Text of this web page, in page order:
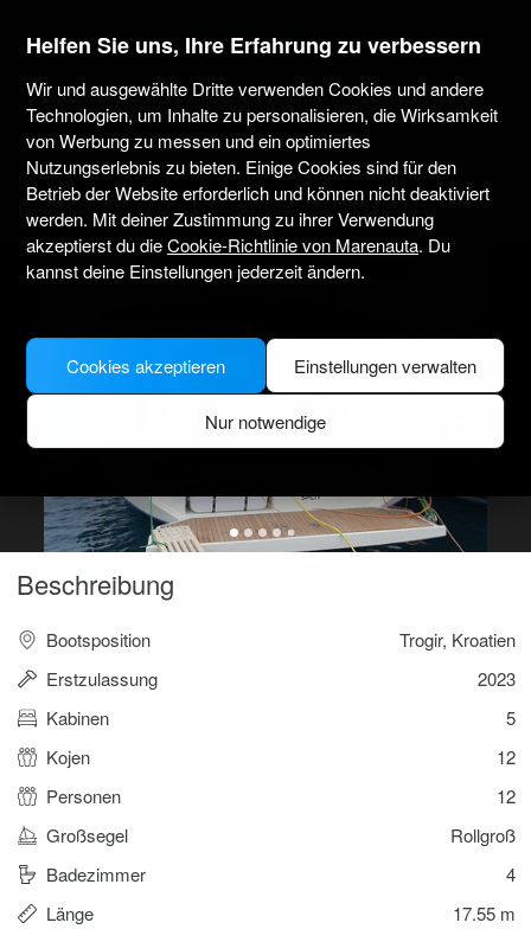
marenauta
D&D Yachts D&d Kufner 56 - 5 Cab -
Trogir
4.9(1) Nur ohne Skipper Professionell
Marina Aci Trogir
Verifiziertes Boot
Beschreibung
Bootsposition
Trogir, Kroatien
Erstzulassung
2023
Kabinen
5
Kojen
12
Personen
12
Großsegel
Rollgroß
Badezimmer
4
Länge
17.55 m
Helfen Sie uns, Ihre Erfahrung zu verbessern
Wir und ausgewählte Dritte verwenden Cookies und andere
Technologien, um Inhalte zu personalisieren, die Wirksamkeit
von Werbung zu messen und ein optimiertes
Nutzungserlebnis zu bieten. Einige Cookies sind für den
Betrieb der Website erforderlich und können nicht deaktiviert
werden. Mit deiner Zustimmung zu ihrer Verwendung
akzeptierst du dieCookie-Richtlinie von Marenauta. Du
kannst deine Einstellungen jederzeit ändern.
Einstellungen verwalten
Nur notwendige
Cookies akzeptieren